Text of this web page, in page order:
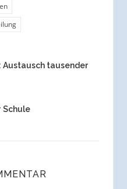
tausender
Schule